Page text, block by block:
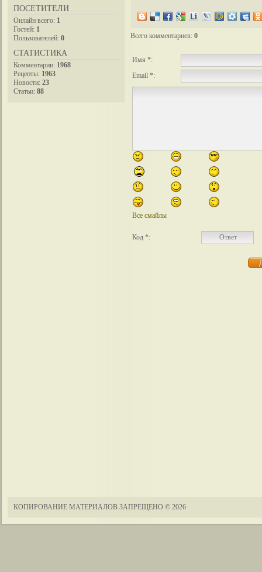
ПОСЕТИТЕЛИ
Онлайн всего: 1
Гостей: 1
Пользователей: 0
СТАТИСТИКА
Комментарии: 1968
Рецепты: 1963
Новости: 23
Статьи: 88
Всего комментариев: 0
Имя *:
Email *:
Все смайлы
Код *:
КОПИРОВАНИЕ МАТЕРИАЛОВ ЗАПРЕЩЕНО © 2026